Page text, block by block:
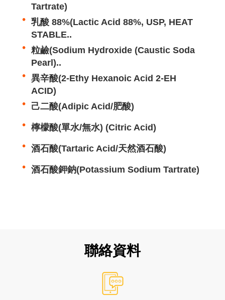
Tartrate)
乳酸 88%(Lactic Acid 88%, USP, HEAT
STABLE..
粒鹼(Sodium Hydroxide (Caustic Soda
Pearl)..
異辛酸(2-Ethy Hexanoic Acid 2-EH
ACID)
己二酸(Adipic Acid/肥酸)
檸檬酸(單水/無水) (Citric Acid)
酒石酸(Tartaric Acid/天然酒石酸)
酒石酸鉀鈉(Potassium Sodium Tartrate)
聯絡資料